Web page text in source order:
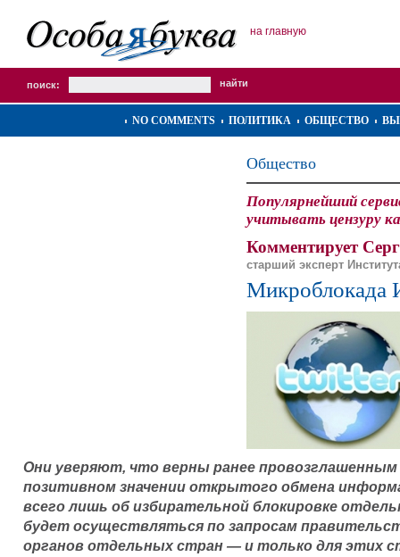
на главную
поиск:
NO COMMENTS ПОЛИТИКА ОБЩЕСТВО
Общество
Популярнейший
учитывать цензуру
Комментирует
старший эксперт
Микроблокада
Они уверяют, что верны ранее провозглашенным
позитивном значении открытого обмена
всего лишь об избирательной блокировке
будет осуществляться по запросам
органов отдельных стран — и только для этих